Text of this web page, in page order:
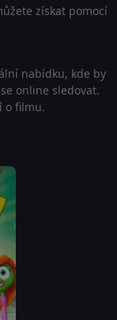
získat pomocí
nabídku, kde by
online sledovat.
o filmu.